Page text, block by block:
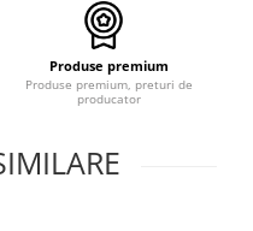
Produse premium
Produse premium, preturi de
producator